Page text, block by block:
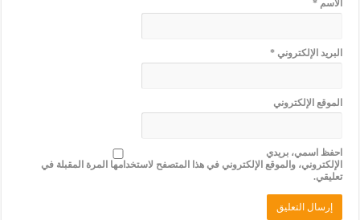
الاسم*
البريد الإلكتروني*
الموقع الإلكتروني
احفظ اسمي، بريدي
الإلكتروني، والموقع الإلكتروني في هذا المتصفح لاستخدامها المرة المقبلة في
تعليقي.